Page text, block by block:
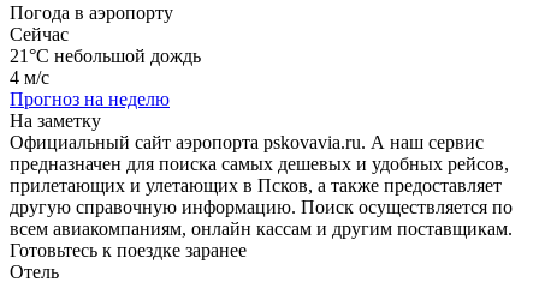
Погода в аэропорту
Сейчас
21°C небольшой дождь
4 м/с
Прогноз на неделю
На заметку
Официальный сайт аэропорта pskovavia.ru. А наш сервис
предназначен для поиска самых дешевых и удобных рейсов,
прилетающих и улетающих в Псков, а также предоставляет
другую справочную информацию. Поиск осуществляется по
всем авиакомпаниям, онлайн кассам и другим поставщикам.
Готовьтесь к поездке заранее
Отель